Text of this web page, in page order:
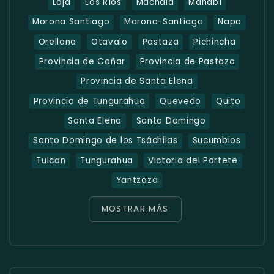
Morona Santiago
Morona-Santiago
Napo
Orellana
Otavalo Pastaza
Pichincha
Provincia de Cañar
Provincia de Pastaza
Provincia de Santa Elena
Provincia de Tungurahua
Quevedo
Quito
Santa Elena
Santo Domingo
Santo Domingo de los Tsáchilas
Sucumbios
Tulcan
Tungurahua
Victoria del Portete
Yantzaza
MOSTRAR MÁS